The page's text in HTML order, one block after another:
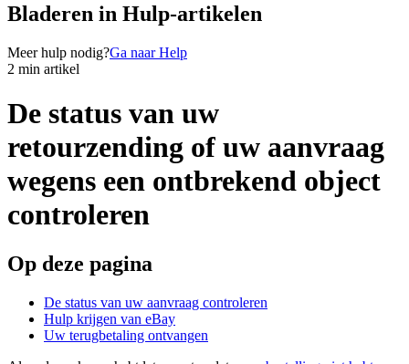
Bladeren in Hulp-artikelen
Meer hulp nodig?Ga naar Help
2 min artikel
De status van uw
retourzending of uw aanvraag
wegens een ontbrekend object
controleren
Op deze pagina
De status van uw aanvraag controleren
Hulp krijgen van eBay
Uw terugbetaling ontvangen